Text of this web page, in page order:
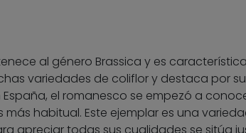
al género Brassica y es
variedades de coliflor y destaca por
el romanesco se empezó a
habitual. Este ejemplar es una